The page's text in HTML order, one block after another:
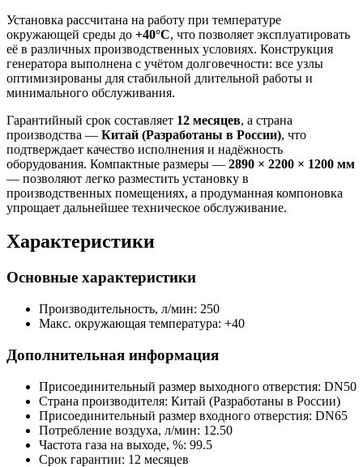
Установка рассчитана на работу при температуре
окружающей среды до +40°C, что позволяет эксплуатировать
её в различных производственных условиях. Конструкция
генератора выполнена с учётом долговечности: все узлы
оптимизированы для стабильной длительной работы и
минимального обслуживания.
Гарантийный срок составляет 12 месяцев, а страна
производства — Китай (Разработаны в России), что
подтверждает качество исполнения и надёжность
оборудования. Компактные размеры — 2890 × 2200 × 1200 мм
— позволяют легко разместить установку в
производственных помещениях, а продуманная компоновка
упрощает дальнейшее техническое обслуживание.
Характеристики
Основные характеристики
Производительность, л/мин: 250
Макс. окружающая температура: +40
Дополнительная информация
Присоединительный размер выходного отверстия: DN50
Страна производителя: Китай (Разработаны в России)
Присоединительный размер входного отверстия: DN65
Потребление воздуха, л/мин: 12.50
Частота газа на выходе, %: 99.5
Срок гарантии: 12 месяцев